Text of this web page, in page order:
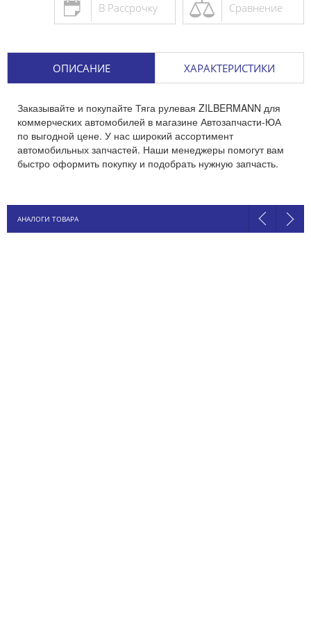
Сравнение
В Рассрочку
ОПИСАНИЕ ХАРАКТЕРИСТИКИ
Заказывайте и покупайте Тяга рулевая ZILBERMANN для
коммерческих автомобилей в магазине Автозапчасти-ЮА
по выгодной цене. У нас широкий ассортимент
автомобильных запчастей. Наши менеджеры помогут вам
быстро оформить покупку и подобрать нужную запчасть.
АНАЛОГИ ТОВАРА